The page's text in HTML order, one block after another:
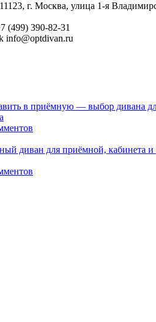
г. Москва, улица 1-я
(499) 390-82-31
info@optdivan.ru
в приёмную — выбор дивана
диван для приёмной, кабинета и